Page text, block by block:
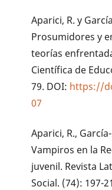
Aparici, R. y
Prosumidores y
teorías
Científica de
79. DOI: https://
07
Aparici, R.,
Vampiros en la
juvenil. Revista
Social. (74): 197-